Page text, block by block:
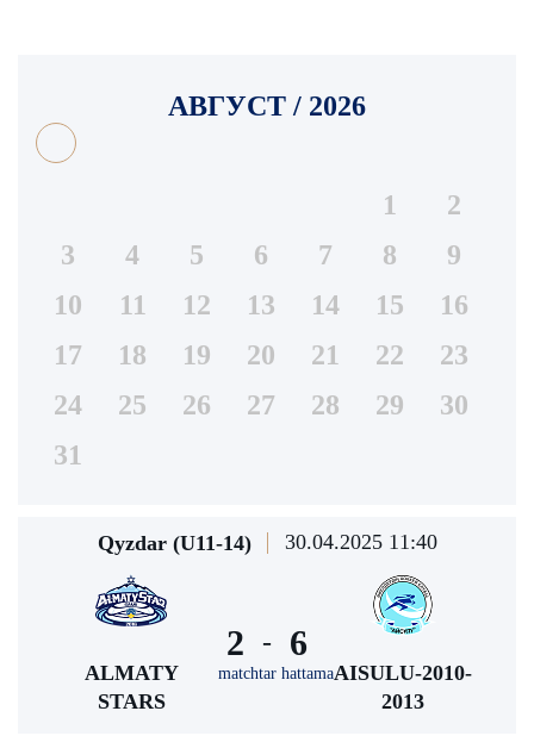
АВГУСТ / 2026
1
2
3
4 5 6 7 8
9
10
11 12 13 14 15
16
17
18 19 20 21 22
23
24
25 26 27 28 29
30
31
Qyzdar (U11-14) 30.04.2025 11:40
ALMATY
STARS
2 -
matchtar hattama
6
AISULU-2010-
2013